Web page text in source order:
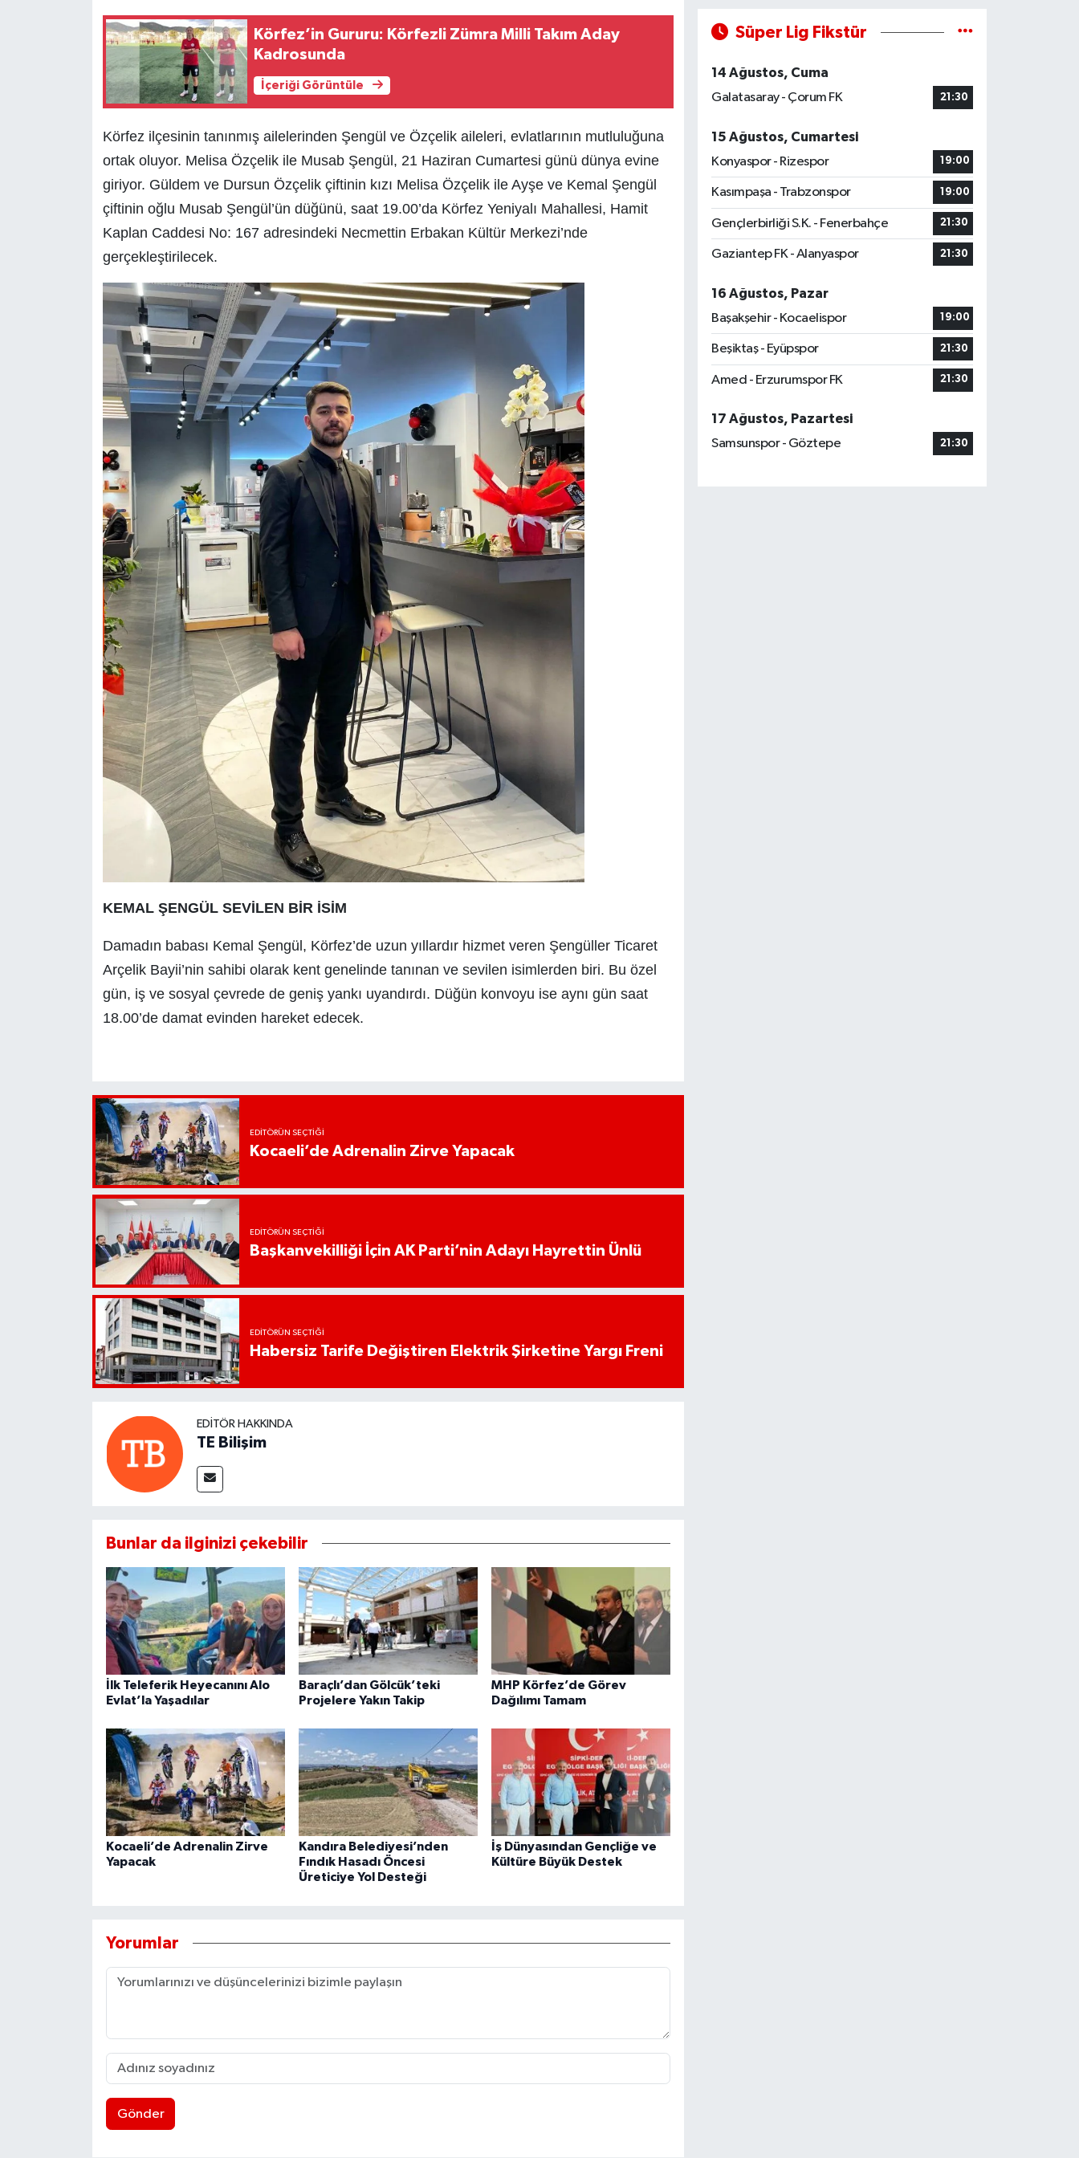
Körfez’in Gururu: Körfezli Zümra Milli Takım Aday
Kadrosunda
İçeriği Görüntüle
Körfez ilçesinin tanınmış ailelerinden Şengül ve Özçelik aileleri, evlatlarının mutluluğuna
ortak oluyor. Melisa Özçelik ile Musab Şengül, 21 Haziran Cumartesi günü dünya evine
giriyor. Güldem ve Dursun Özçelik çiftinin kızı Melisa Özçelik ile Ayşe ve Kemal Şengül
çiftinin oğlu Musab Şengül’ün düğünü, saat 19.00’da Körfez Yeniyalı Mahallesi, Hamit
Kaplan Caddesi No: 167 adresindeki Necmettin Erbakan Kültür Merkezi’nde
gerçekleştirilecek.
KEMAL ŞENGÜL SEVİLEN BİR İSİM
Damadın babası Kemal Şengül, Körfez’de uzun yıllardır hizmet veren Şengüller Ticaret
Arçelik Bayii’nin sahibi olarak kent genelinde tanınan ve sevilen isimlerden biri. Bu özel
gün, iş ve sosyal çevrede de geniş yankı uyandırdı. Düğün konvoyu ise aynı gün saat
18.00’de damat evinden hareket edecek.
EDITÖRÜN SEÇTIĞI
Kocaeli’de Adrenalin Zirve Yapacak
EDITÖRÜN SEÇTIĞI
Başkanvekilliği İçin AK Parti’nin Adayı Hayrettin Ünlü
EDITÖRÜN SEÇTIĞI
Habersiz Tarife Değiştiren Elektrik Şirketine Yargı Freni
EDITÖR HAKKINDA
TE Bilişim
Bunlar da ilginizi çekebilir
İlk Teleferik Heyecanını Alo
Evlat’la Yaşadılar
Baraçlı’dan Gölcük’teki
Projelere Yakın Takip
MHP Körfez’de Görev
Dağılımı Tamam
Kocaeli’de Adrenalin Zirve
Yapacak
Kandıra Belediyesi’nden
Fındık Hasadı Öncesi
Üreticiye Yol Desteği
İş Dünyasından Gençliğe ve
Kültüre Büyük Destek
Yorumlar
Gönder
Süper Lig Fikstür
14 Ağustos, Cuma
Galatasaray - Çorum FK
21:30
15 Ağustos, Cumartesi
Konyaspor - Rizespor
19:00
Kasımpaşa - Trabzonspor 19:00
Gençlerbirliği S.K. - Fenerbahçe 21:30
Gaziantep FK - Alanyaspor 21:30
16 Ağustos, Pazar
Başakşehir - Kocaelispor
19:00
Beşiktaş - Eyüpspor 21:30
Amed - Erzurumspor FK 21:30
17 Ağustos, Pazartesi
Samsunspor - Göztepe
21:30